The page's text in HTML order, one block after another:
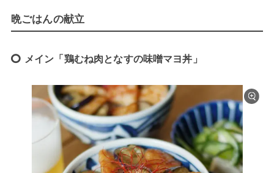
晩ごはんの献立
メイン「鶏むね肉となすの味噌マヨ丼」